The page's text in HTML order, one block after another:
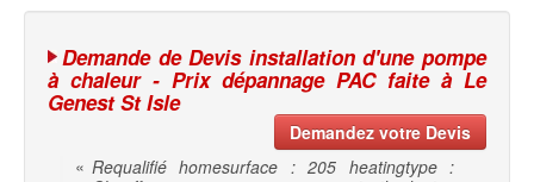
Demande de Devis installation d'une pompe
à chaleur - Prix dépannage PAC faite à Le
Genest St Isle
Demandez votre Devis
« Requalifié homesurface : 205 heatingtype :